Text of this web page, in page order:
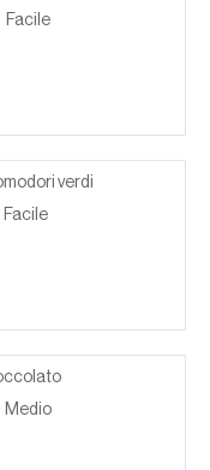
Facile
verdi
Facile
Medio